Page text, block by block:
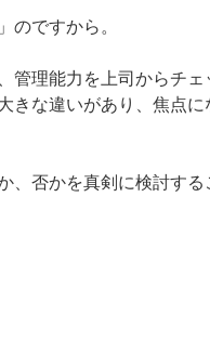
のですから。
管理能力を上司からチェ
きな違いがあり、焦点に
、否かを真剣に検討する